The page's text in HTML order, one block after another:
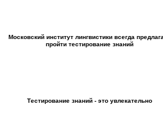
Московский институт лингвистики всегда
пройти тестирование знаний
Тестирование знаний - это увлекательно